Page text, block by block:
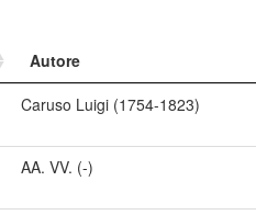
Autore
Caruso Luigi (1754-1823)
AA. VV. (-)